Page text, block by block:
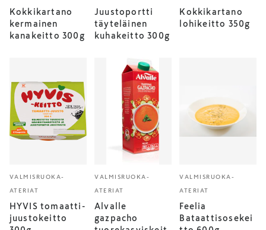
Kokkikartano
kermainen
kanakeitto 300g
Juustoportti
täyteläinen
kuhakeitto 300g
Kokkikartano
lohikeitto 350g
VALMISRUOKA-
ATERIAT
HYVIS tomaatti-
juustokeitto
VALMISRUOKA-
ATERIAT
Alvalle
gazpacho
VALMISRUOKA-
ATERIAT
Feelia
Bataattisosekei